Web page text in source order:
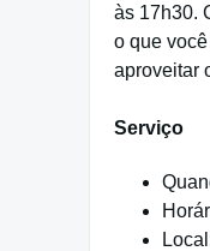
às 17h30.
o que
aproveitar
Serviço